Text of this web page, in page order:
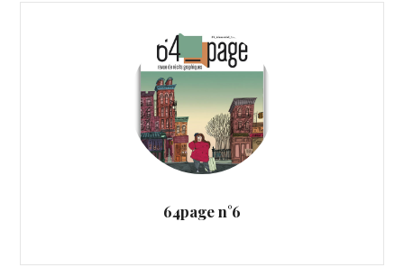
64page n°6